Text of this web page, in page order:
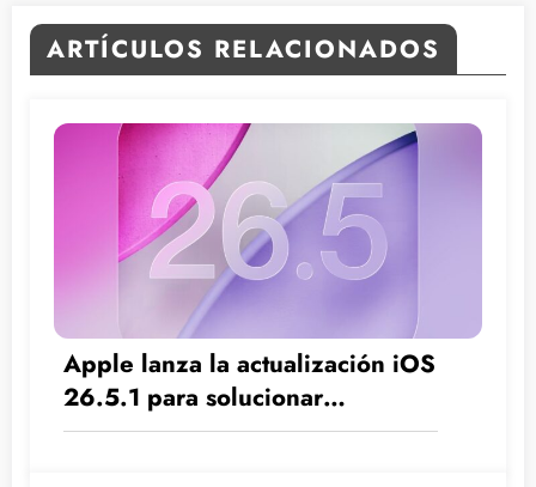
ARTÍCULOS RELACIONADOS
Apple lanza la actualización iOS
26.5.1 para solucionar
problemas de carga del iPhone